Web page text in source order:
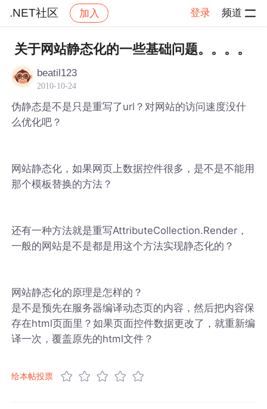
.NET社区 加入 登录 频道
社区 .NET社区 帖子详情
关于网站静态化的一些基础问题。。。。
beatil123
2010-10-24
伪静态是不是只是重写了url？对网站的访问速度没什
么优化吧？
网站静态化，如果网页上数据控件很多，是不是不能用
那个模板替换的方法？
还有一种方法就是重写AttributeCollection.Render，
一般的网站是不是都是用这个方法实现静态化的？
网站静态化的原理是怎样的？
是不是预先在服务器编译动态页的内容，然后把内容保
存在html页面里？如果页面控件数据更改了，就重新编
译一次，覆盖原先的html文件？
给本帖投票